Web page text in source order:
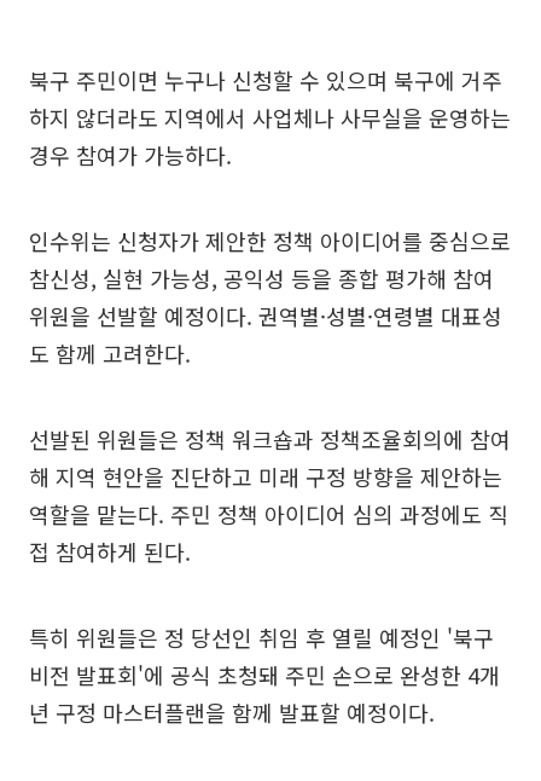
북구 주민이면 누구나 신청할 수 있으며 북구에 거주
하지 않더라도 지역에서 사업체나 사무실을 운영하는
경우 참여가 가능하다.
인수위는 신청자가 제안한 정책 아이디어를 중심으로
참신성, 실현 가능성, 공익성 등을 종합 평가해 참여
위원을 선발할 예정이다. 권역별·성별·연령별 대표성
도 함께 고려한다.
선발된 위원들은 정책 워크숍과 정책조율회의에 참여
해 지역 현안을 진단하고 미래 구정 방향을 제안하는
역할을 맡는다. 주민 정책 아이디어 심의 과정에도 직
접 참여하게 된다.
특히 위원들은 정 당선인 취임 후 열릴 예정인 '북구
비전 발표회'에 공식 초청돼 주민 손으로 완성한 4개
년 구정 마스터플랜을 함께 발표할 예정이다.